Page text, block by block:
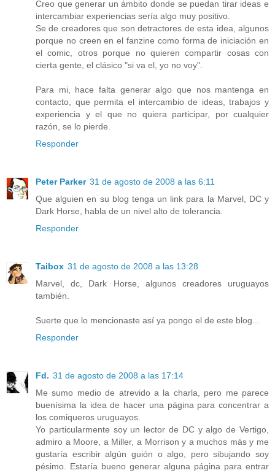
Creo que generar un ámbito donde se puedan tirar ideas e
intercambiar experiencias sería algo muy positivo.
Se de creadores que son detractores de esta idea, algunos
porque no creen en el fanzine como forma de iniciación en
el comic, otros porque no quieren compartir cosas con
cierta gente, el clásico "si va el, yo no voy".
Para mi, hace falta generar algo que nos mantenga en
contacto, que permita el intercambio de ideas, trabajos y
experiencia y el que no quiera participar, por cualquier
razón, se lo pierde.
Responder
Peter Parker 31 de agosto de 2008 a las 6:11
Que alguien en su blog tenga un link para la Marvel, DC y
Dark Horse, habla de un nivel alto de tolerancia.
Responder
Taibox 31 de agosto de 2008 a las 13:28
Marvel, dc, Dark Horse, algunos creadores uruguayos
también.
Suerte que lo mencionaste así ya pongo el de este blog...
Responder
Fd. 31 de agosto de 2008 a las 17:14
Me sumo medio de atrevido a la charla, pero me parece
buenísima la idea de hacer una página para concentrar a
los comiqueros uruguayos.
Yo particularmente soy un lector de DC y algo de Vertigo,
admiro a Moore, a Miller, a Morrison y a muchos más y me
gustaría escribir algún guión o algo, pero sibujando soy
pésimo. Estaría bueno generar alguna página para entrar